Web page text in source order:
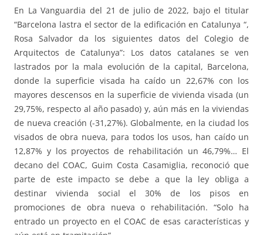
En La Vanguardia del 21 de julio de 2022, bajo el titular
“Barcelona lastra el sector de la edificación en Catalunya “,
Rosa Salvador da los siguientes datos del Colegio de
Arquitectos de Catalunya”: Los datos catalanes se ven
lastrados por la mala evolución de la capital, Barcelona,
donde la superficie visada ha caído un 22,67% con los
mayores descensos en la superficie de vivienda visada (un
29,75%, respecto al año pasado) y, aún más en la viviendas
de nueva creación (-31,27%). Globalmente, en la ciudad los
visados de obra nueva, para todos los usos, han caído un
12,87% y los proyectos de rehabilitación un 46,79%… El
decano del COAC, Guim Costa Casamiglia, reconoció que
parte de este impacto se debe a que la ley obliga a
destinar vivienda social el 30% de los pisos en
promociones de obra nueva o rehabilitación. “Solo ha
entrado un proyecto en el COAC de esas características y